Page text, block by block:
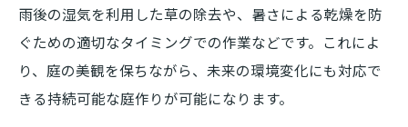
雨後の湿気を利用した草の除去や、暑さによる乾燥を防
ぐための適切なタイミングでの作業などです。これによ
り、庭の美観を保ちながら、未来の環境変化にも対応で
きる持続可能な庭作りが可能になります。